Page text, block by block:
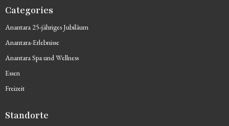
Categories
Anantara 25-jähriges Jubiläum
Anantara-Erlebnisse
Anantara Spa und Wellness
Essen
Freizeit
Standorte